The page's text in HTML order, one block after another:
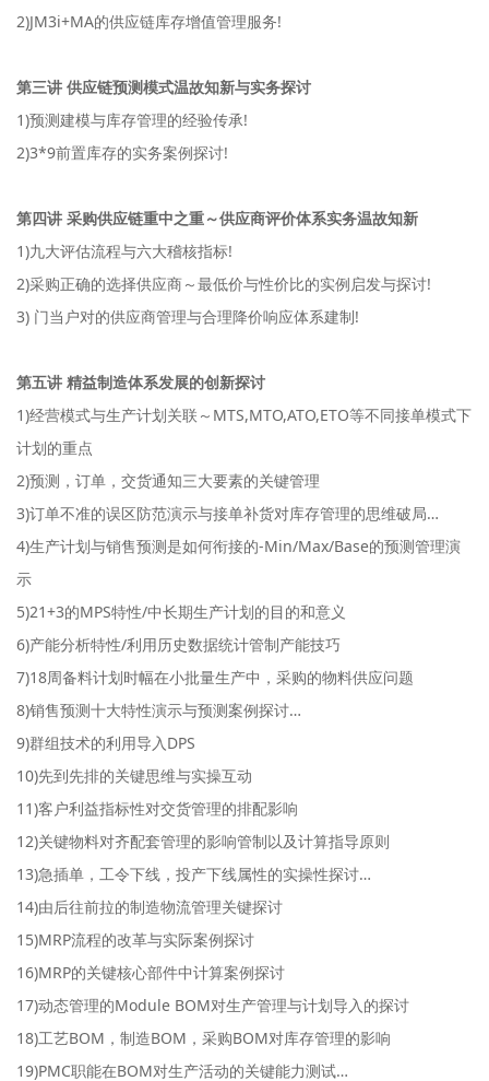
2)JM3i+MA的供应链库存增值管理服务!
第三讲 供应链预测模式温故知新与实务探讨
1)预测建模与库存管理的经验传承!
2)3*9前置库存的实务案例探讨!
第四讲 采购供应链重中之重～供应商评价体系实务温故知新
1)九大评估流程与六大稽核指标!
2)采购正确的选择供应商～最低价与性价比的实例启发与探讨!
3) 门当户对的供应商管理与合理降价响应体系建制!
第五讲 精益制造体系发展的创新探讨
1)经营模式与生产计划关联～MTS,MTO,ATO,ETO等不同接单模式下
计划的重点
2)预测，订单，交货通知三大要素的关键管理
3)订单不准的误区防范演示与接单补货对库存管理的思维破局…
4)生产计划与销售预测是如何衔接的-Min/Max/Base的预测管理演
示
5)21+3的MPS特性/中长期生产计划的目的和意义
6)产能分析特性/利用历史数据统计管制产能技巧
7)18周备料计划时幅在小批量生产中，采购的物料供应问题
8)销售预测十大特性演示与预测案例探讨…
9)群组技术的利用导入DPS
10)先到先排的关键思维与实操互动
11)客户利益指标性对交货管理的排配影响
12)关键物料对齐配套管理的影响管制以及计算指导原则
13)急插单，工令下线，投产下线属性的实操性探讨…
14)由后往前拉的制造物流管理关键探讨
15)MRP流程的改革与实际案例探讨
16)MRP的关键核心部件中计算案例探讨
17)动态管理的Module BOM对生产管理与计划导入的探讨
18)工艺BOM，制造BOM，采购BOM对库存管理的影响
19)PMC职能在BOM对生产活动的关键能力测试…